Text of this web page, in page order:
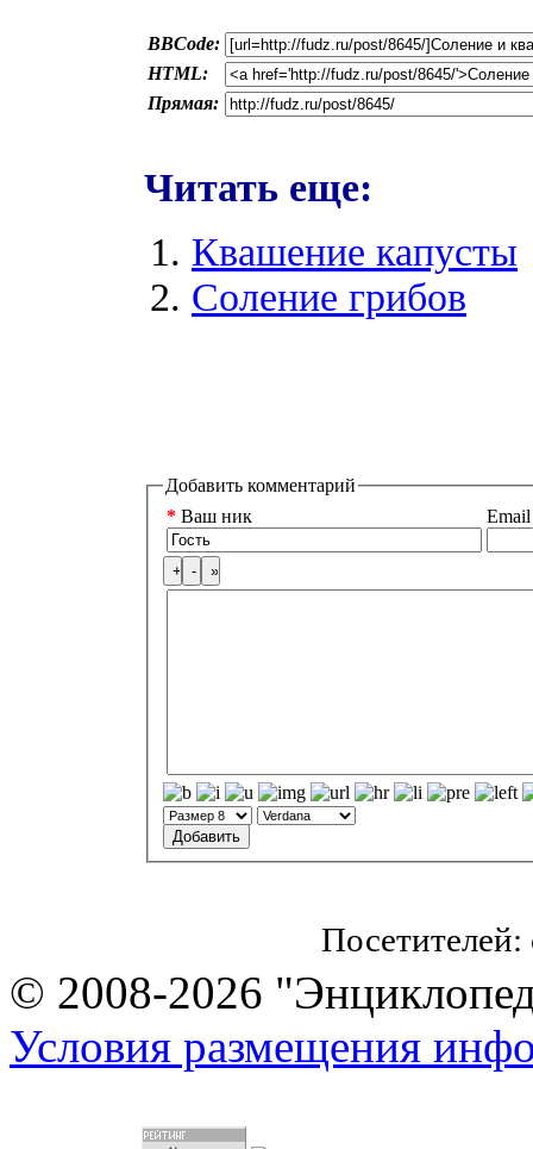
BBCode:
HTML:
Прямая:
Читать еще:
Квашение капусты
Соление грибов
Добавить комментарий
* Ваш ник Email
Посетителей:
© 2008-2026
Условия размещения